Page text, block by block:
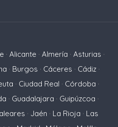
· Alicante · Almería · Asturias ·
· Burgos · Cáceres · Cádiz ·
· Ciudad Real · Córdoba ·
· Guadalajara · Guipúzcoa ·
· Jaén · La Rioja · Las